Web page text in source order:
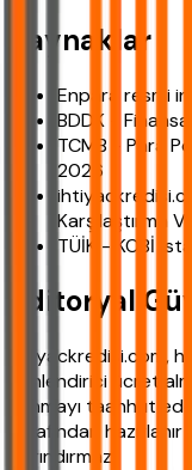
Kaynaklar
Enpara resmi
BDDK -
TCMB - Para
2026
Karşılaştırma
TÜİK - KOBİ
Editoryal
ihtiyackredisi.com,
yönlendirici ücret
sunmayı taahhüt
tarafından
barındırmaz.